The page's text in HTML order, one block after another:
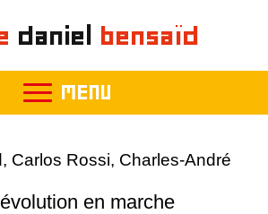
daniel bensaïd
MENU
Carlos Rossi, Charles-André
en marche